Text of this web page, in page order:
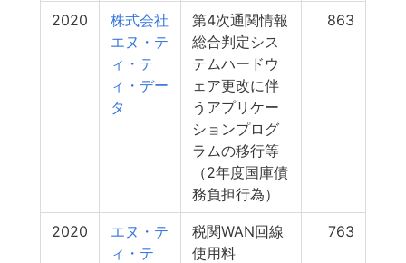
2020
株式会社
エヌ・テ
ィ・テ
ィ・デー
タ
第4次通関情報
総合判定シス
テムハードウ
ェア更改に伴
うアプリケー
ションプログ
ラムの移行等
（2年度国庫債
務負担行為）
863
2020
エヌ・テ
ィ・テ
税関WAN回線
使用料
763